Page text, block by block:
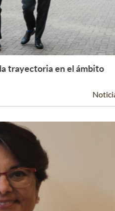
Leer Más +
trayectoria en el ámbito